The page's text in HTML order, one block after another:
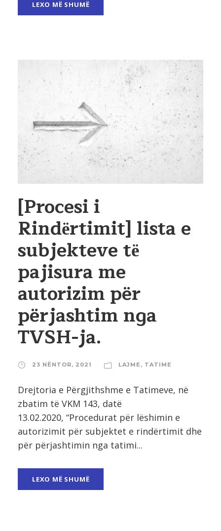
LEXO MË SHUMË
[Procesi i
Rindёrtimit] lista e
subjekteve tё
pajisura me
autorizim për
përjashtim nga
TVSH-ja.
23 NËNTOR, 2021 LAJME , TATIME
Drejtoria e Pёrgjithshme e Tatimeve, në
zbatim të VKM 143, datë
13.02.2020, “Procedurat për lëshimin e
autorizimit për subjektet e rindërtimit dhe
për përjashtimin nga tatimi...
LEXO MË SHUMË